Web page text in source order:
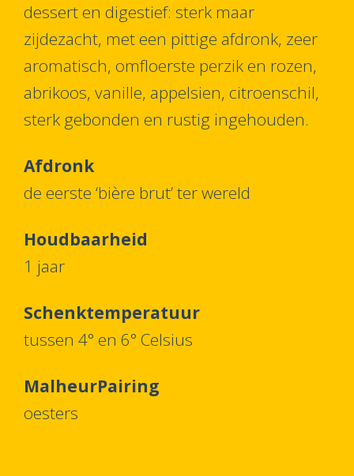
dessert en digestief: sterk maar
zijdezacht, met een pittige afdronk, zeer
aromatisch, omfloerste perzik en rozen,
abrikoos, vanille, appelsien, citroenschil,
sterk gebonden en rustig ingehouden.
Afdronk
de eerste ‘bière brut’ ter wereld
Houdbaarheid
1 jaar
Schenktemperatuur
tussen 4° en 6° Celsius
MalheurPairing
oesters